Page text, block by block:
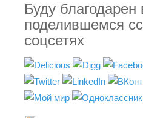
Буду благодарен
поделившемся
соцсетях